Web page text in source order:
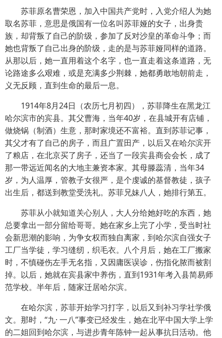
苏菲原名曹荣恩，加入中国共产党时，入党介绍人为她
取名苏菲，意思是俄国有一位名叫苏菲娅的女子，出身贵
族，却背叛了自己的阶级，参加了反对沙皇的革命斗争；而
她也背叛了自己出身的阶级，走的是与苏菲娅同样的道路。
从那以后，她一直用着这个名字，也一直走着这条道路，无
论路途多么艰难，或是充满多少荆棘，她都勇敢地朝前走，
义无反顾，直到生命的最后一息。
1914年8月24日（农历七月初四），苏菲降生在黑龙江
哈尔滨市的宾县。其父曹海，当年40岁，在县城开有店铺，
做烧锅（制酒）生意，那时家境还不富裕。直到苏菲记事，
其父才有了自己的房子，而且广置田产，以后又在哈尔滨开
了粮店，在北京买了房子，还当了一段宾县商会会长，成了
那一带远近闻名的大地主兼资本家。其母滕蕊清，当年34
岁，为人温厚，管教子女很严，是个虔诚的基督教徒，孩子
出生后，都送到教堂受洗礼。苏菲兄妹八人，她排行第五。
苏菲从小就知道关心别人，大人分给她好吃的东西，她
总要拿出一部分留给哥哥。她在家乡上完了小学，受当时社
会新思潮的影响，为争女权而独自离家，到哈尔滨自强女子
工厂当学徒，学习缝纫，织毛衣。八个月后，她在工厂搬家
时，不慎碰伤左手无名指，又因庸医误诊，伤指化脓而被割
掉。以后，她就在宾县家中养伤，直到1931年考入县简易师
范学校。半年后，随家迁居哈尔滨。
在哈尔滨，苏菲开始学习打字，以后又到补习学社学俄
文。那时，“九· 一八”事变已经发生，她在北平中国大学上学
的二姐回到哈尔滨，与进步青年陈钟一起从事抗日活动。他